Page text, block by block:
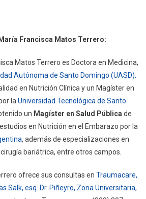
Francisca Matos Terrero:
Matos Terrero es Doctora en Medicina,
Autónoma de Santo Domingo (UASD).
en Nutrición Clínica y un Magíster en
la Universidad Tecnológica de Santo
un Magíster en Salud Pública de
en Nutrición en el Embarazo por la
, además de especializaciones en
bariátrica, entre otros campos.
ofrece sus consultas en Traumacare,
Salk, esq. Dr. Piñeyro, Zona Universitaria,